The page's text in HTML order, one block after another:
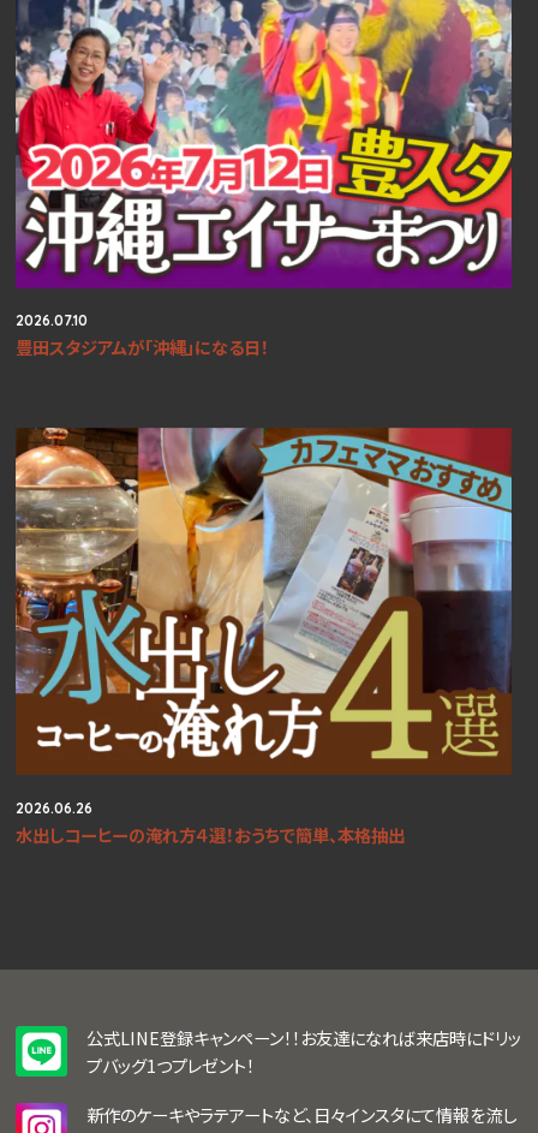
2026.07.10
豊田スタジアムが「沖縄」になる日！
2026.06.26
水出しコーヒーの淹れ方４選！おうちで簡単、本格抽出
公式LINE登録キャンペーン！！お友達になれば来店時にドリッ
プバッグ1つプレゼント！
新作のケーキやラテアートなど、日々インスタにて情報を流し